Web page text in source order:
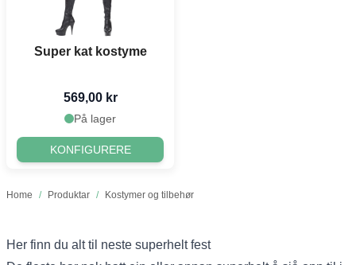
Home / Produktar / Kostymer og tilbehør
Super kat kostyme
569,00 kr
På lager
KONFIGURERE
Her finn du alt til neste superhelt fest